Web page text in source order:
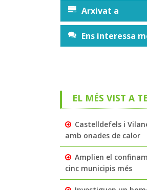
Arxivat a
Ens interessa
EL MÉS VIST A
Castelldefels i
amb onades de calor
Amplien el
cinc municipis més